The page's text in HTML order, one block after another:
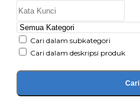
Cari dalam subkategori
Cari dalam deskripsi produk
Cari